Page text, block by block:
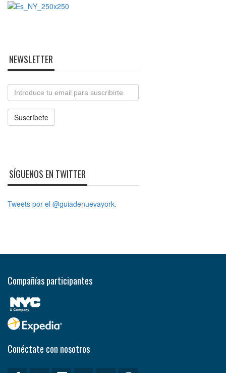
NEWSLETTER
Email
Suscríbete
SÍGUENOS EN TWITTER
Tweets por el @guiadenuevayork.
Compañías participantes
Conéctate con nosotros